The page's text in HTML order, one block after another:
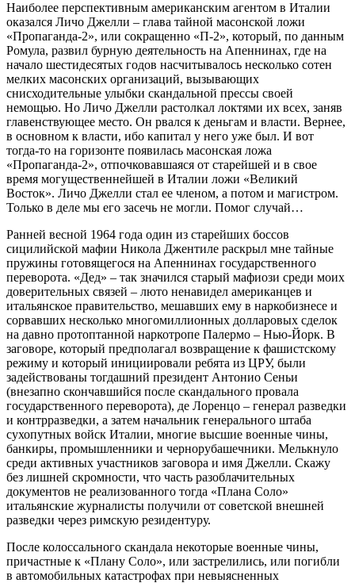
Наиболее перспективным американским агентом в Италии
оказался Личо Джелли – глава тайной масонской ложи
«Пропаганда-2», или сокращенно «П-2», который, по данным
Ромула, развил бурную деятельность на Апеннинах, где на
начало шестидесятых годов насчитывалось несколько сотен
мелких масонских организаций, вызывающих
снисходительные улыбки скандальной прессы своей
немощью. Но Личо Джелли растолкал локтями их всех, заняв
главенствующее место. Он рвался к деньгам и власти. Вернее,
в основном к власти, ибо капитал у него уже был. И вот
тогда-то на горизонте появилась масонская ложа
«Пропаганда-2», отпочковавшаяся от старейшей и в свое
время могущественнейшей в Италии ложи «Великий
Восток». Личо Джелли стал ее членом, а потом и магистром.
Только в деле мы его засечь не могли. Помог случай…
Ранней весной 1964 года один из старейших боссов
сицилийской мафии Никола Джентиле раскрыл мне тайные
пружины готовящегося на Апеннинах государственного
переворота. «Дед» – так значился старый мафиози среди моих
доверительных связей – люто ненавидел американцев и
итальянское правительство, мешавших ему в наркобизнесе и
сорвавших несколько многомиллионных долларовых сделок
на давно протоптанной наркотропе Палермо – Нью-Йорк. В
заговоре, который предполагал возвращение к фашистскому
режиму и который инициировали ребята из ЦРУ, были
задействованы тогдашний президент Антонио Сеньи
(внезапно скончавшийся после скандального провала
государственного переворота), де Лоренцо – генерал разведки
и контрразведки, а затем начальник генерального штаба
сухопутных войск Италии, многие высшие военные чины,
банкиры, промышленники и чернорубашечники. Мелькнуло
среди активных участников заговора и имя Джелли. Скажу
без лишней скромности, что часть разоблачительных
документов не реализованного тогда «Плана Соло»
итальянские журналисты получили от советской внешней
разведки через римскую резидентуру.
После колоссального скандала некоторые военные чины,
причастные к «Плану Соло», или застрелились, или погибли
в автомобильных катастрофах при невыясненных